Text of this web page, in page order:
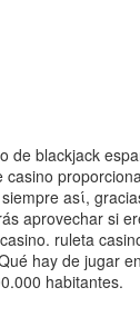
de blackjack
casino
asί,
aprovechar si
ruleta
hay de jugar
habitantes.